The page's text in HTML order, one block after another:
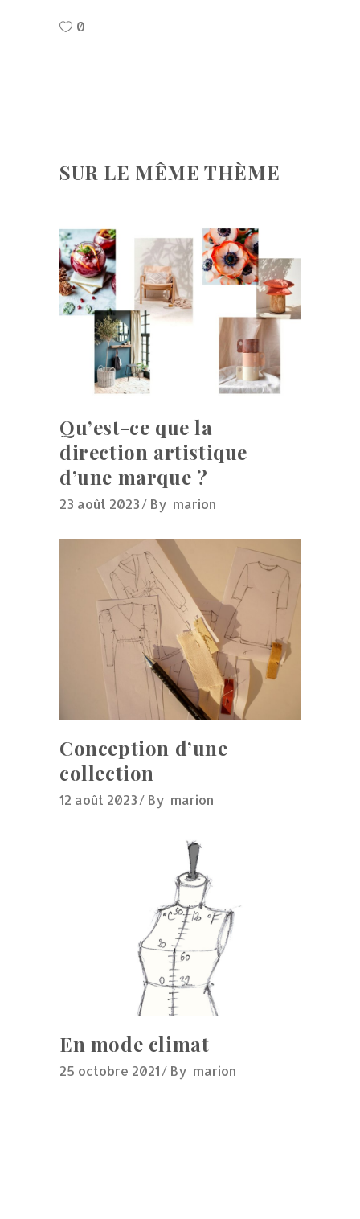
0
SUR LE MÊME THÈME
Qu’est-ce que la
direction artistique
d’une marque ?
23 août 2023 By marion
Conception d’une
collection
12 août 2023 By marion
En mode climat
25 octobre 2021 By marion